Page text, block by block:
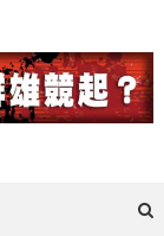
欄作家邀稿合作，
。